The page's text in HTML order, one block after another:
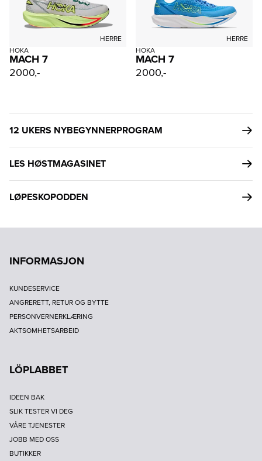
HERRE
HOKA
MACH 7
2000,-
HERRE
HOKA
MACH 7
2000,-
12 UKERS NYBEGYNNERPROGRAM
LES HØSTMAGASINET
LØPESKOPODDEN
INFORMASJON
KUNDESERVICE
ANGRERETT, RETUR OG BYTTE
PERSONVERNERKLÆRING
AKTSOMHETSARBEID
LÖPLABBET
IDEEN BAK
SLIK TESTER VI DEG
VÅRE TJENESTER
JOBB MED OSS
BUTIKKER